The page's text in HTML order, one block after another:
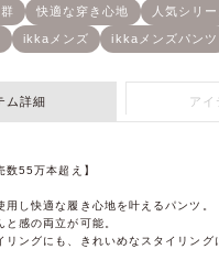
ム詳細 アイ
数55万本超え】
用し快適な履き心地を叶えるパンツ。
と感の両立が可能。
リングにも、きれいめなスタイリング